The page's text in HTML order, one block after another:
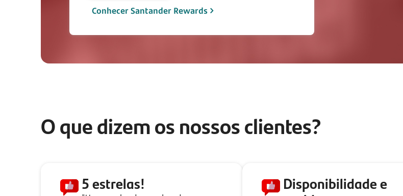
Conhecer Santander Rewards
O que dizem os nossos clientes?
5 estrelas! Disponibilidade e